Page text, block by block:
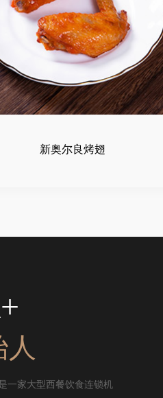
新奥尔良烤翅
一家大型西餐饮食连锁机